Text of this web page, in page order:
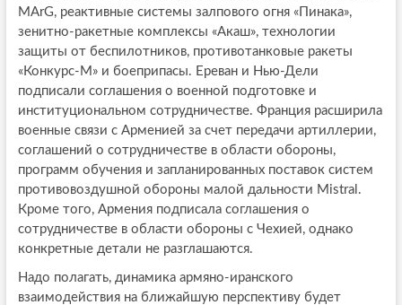
MArG, реактивные системы залпового огня «Пинака»,
зенитно-ракетные комплексы «Акаш», технологии
защиты от беспилотников, противотанковые ракеты
«Конкурс-М» и боеприпасы. Ереван и Нью-Дели
подписали соглашения о военной подготовке и
институциональном сотрудничестве. Франция расширила
военные связи с Арменией за счет передачи артиллерии,
соглашений о сотрудничестве в области обороны,
программ обучения и запланированных поставок систем
противовоздушной обороны малой дальности Mistral.
Кроме того, Армения подписала соглашения о
сотрудничестве в области обороны с Чехией, однако
конкретные детали не разглашаются.
Надо полагать, динамика армяно-иранского
взаимодействия на ближайшую перспективу будет